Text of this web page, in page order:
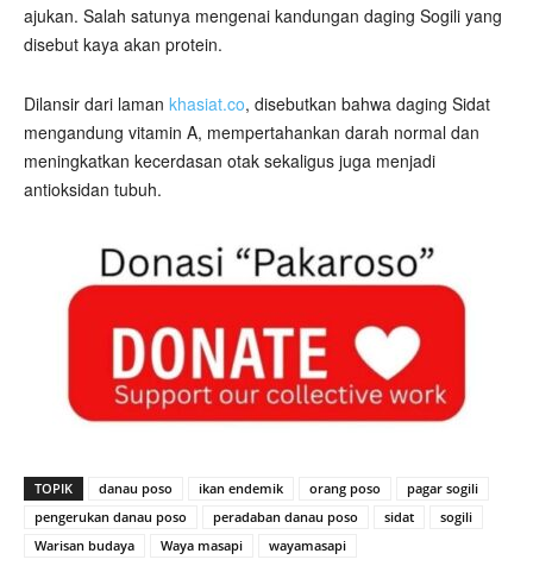
ajukan. Salah satunya mengenai kandungan daging Sogili yang
disebut kaya akan protein.
Dilansir dari laman khasiat.co, disebutkan bahwa daging Sidat
mengandung vitamin A, mempertahankan darah normal dan
meningkatkan kecerdasan otak sekaligus juga menjadi
antioksidan tubuh.
TOPIK danau poso ikan endemik orang poso
pagar sogili
pengerukan danau poso
peradaban danau poso sidat
sogili
Warisan budaya
Waya masapi wayamasapi